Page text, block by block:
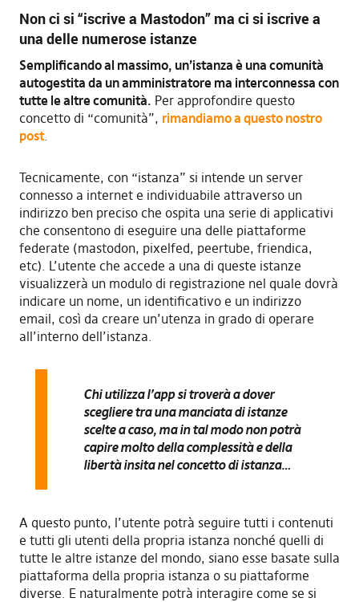
Non ci si “iscrive a Mastodon” ma ci si iscrive a
una delle numerose istanze
Semplificando al massimo, un’istanza è una comunità
autogestita da un amministratore ma interconnessa con
tutte le altre comunità. Per approfondire questo
concetto di “comunità”, rimandiamo a questo nostro
post.
Tecnicamente, con “istanza” si intende un server
connesso a internet e individuabile attraverso un
indirizzo ben preciso che ospita una serie di applicativi
che consentono di eseguire una delle piattaforme
federate (mastodon, pixelfed, peertube, friendica,
etc). L’utente che accede a una di queste istanze
visualizzerà un modulo di registrazione nel quale dovrà
indicare un nome, un identificativo e un indirizzo
email, così da creare un’utenza in grado di operare
all’interno dell’istanza.
Chi utilizza l’app si troverà a dover
scegliere tra una manciata di istanze
scelte a caso, ma in tal modonon potrà
capire moltodella complessità e della
libertà insita nel concetto di istanza…
A questo punto, l’utente potrà seguire tutti i contenuti
e tutti gli utenti della propria istanza nonché quelli di
tutte le altre istanze del mondo, siano esse basate sulla
piattaforma della propria istanza o su piattaforme
diverse. E naturalmente potrà interagire come se si